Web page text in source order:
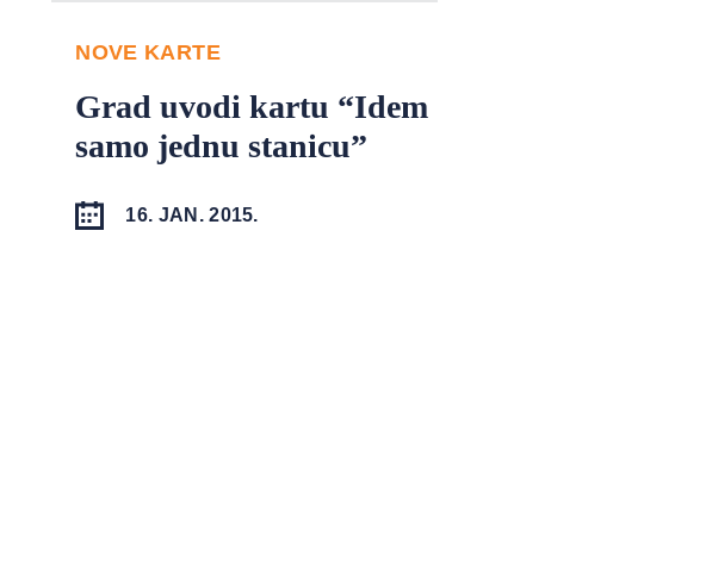
NOVE KARTE
Grad uvodi kartu “Idem
samo jednu stanicu”
16. JAN. 2015.